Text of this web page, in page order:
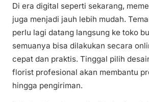
Di era digital seperti sekarang,
juga menjadi jauh lebih mudah.
perlu lagi datang langsung ke toko
semuanya bisa dilakukan secara
cepat dan praktis. Tinggal pilih
florist profesional akan membantu
hingga pengiriman.